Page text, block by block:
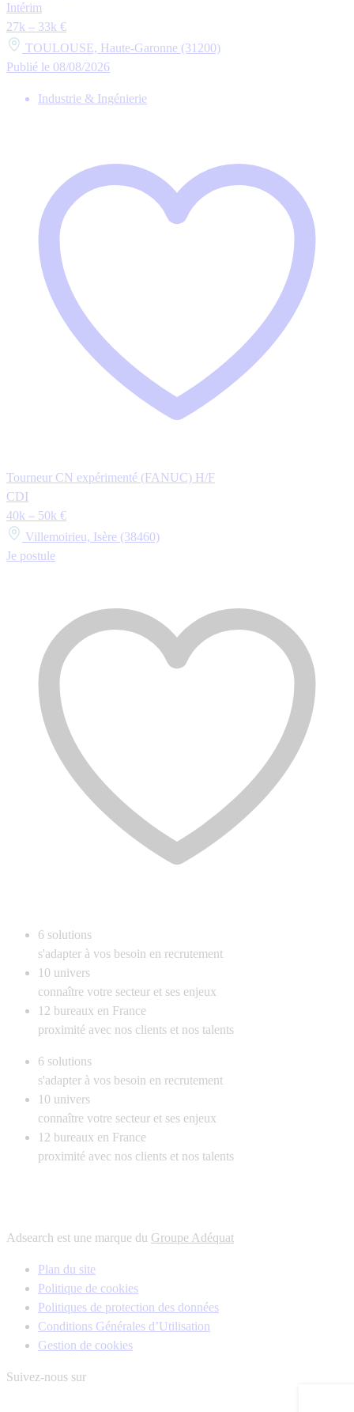
Intérim
27k – 33k €
TOULOUSE, Haute-Garonne (31200)
Publié le 08/08/2026
Industrie & Ingénierie
Tourneur CN expérimenté (FANUC) H/F
CDI
40k – 50k €
Villemoirieu, Isère (38460)
Je postule
6 solutions
s'adapter à vos besoin en recrutement
10 univers
connaître votre secteur et ses enjeux
12 bureaux en France
proximité avec nos clients et nos talents
6 solutions
s'adapter à vos besoin en recrutement
10 univers
connaître votre secteur et ses enjeux
12 bureaux en France
proximité avec nos clients et nos talents
Adsearch est une marque du Groupe Adéquat
Plan du site
Politique de cookies
Politiques de protection des données
Conditions Générales d’Utilisation
Gestion de cookies
Suivez-nous sur